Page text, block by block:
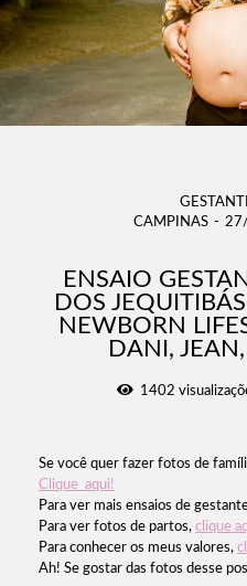
CAMPINAS
ENSAIO
DOS
NEWBORN
DANI,
1402
Se você quer fazer fotos de
Clique aqui!
Para ver mais ensaios de
Para ver fotos de partos, clique
Para conhecer os meus valores,
Ah! Se gostar das fotos desse